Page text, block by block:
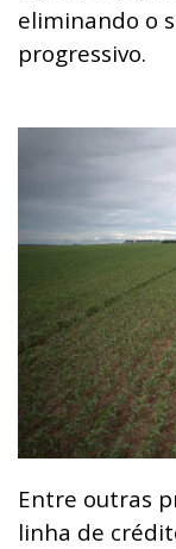
eliminando o
progressivo.
Entre outras
linha de